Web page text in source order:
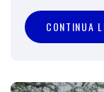
CONTINUA